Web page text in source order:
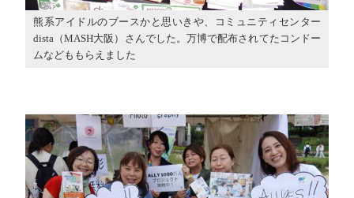
熊系アイドルのブースかと思いきや、コミュニティセンター
dista（MASH大阪）さんでした。万博で配布されてたコンドー
ムなどももらえました